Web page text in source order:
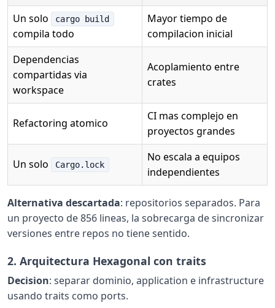
Un solo
cargo build
compila todo
Mayor tiempo de
compilacion inicial
Dependencias
compartidas via
workspace
Acoplamiento entre
crates
Refactoring atomico
CI mas complejo en
proyectos grandes
Un solo Cargo.lock
No escala a equipos
independientes
Alternativa descartada: repositorios separados. Para
un proyecto de 856 lineas, la sobrecarga de sincronizar
versiones entre repos no tiene sentido.
2. Arquitectura Hexagonal con traits
Decision: separar dominio, application e infrastructure
usando traits como ports.